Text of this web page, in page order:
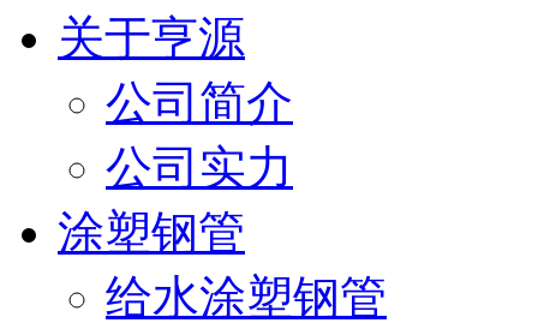
关于亨源
公司简介
公司实力
涂塑钢管
给水涂塑钢管